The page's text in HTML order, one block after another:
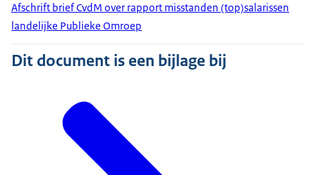
Afschrift brief CvdM over rapport misstanden (top)salarissen
landelijke Publieke Omroep
Dit document is een bijlage bij